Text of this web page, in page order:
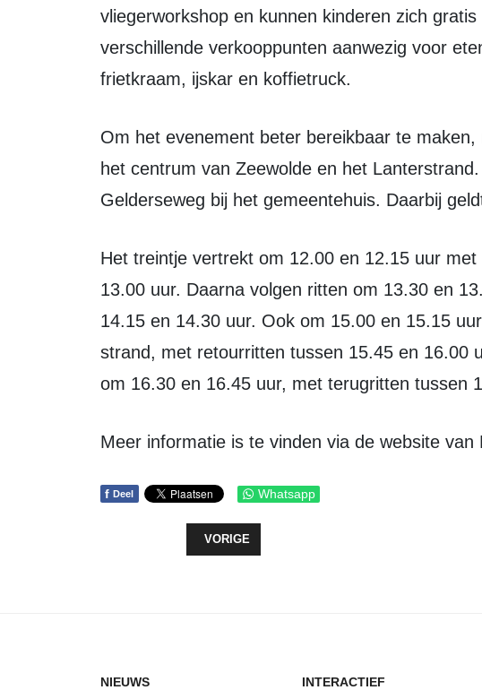
vliegerworkshop en kunnen kinderen zich
verschillende verkooppunten aanwezig voor
frietkraam, ijskar en koffietruck.
Om het evenement beter bereikbaar te maken, rijdt er gratis een treintje tussen
het centrum van Zeewolde en het
Gelderseweg bij het gemeentehuis. Daarbij
Het treintje vertrekt om 12.00 en 12.15 uur met ritten terug tussen 12.45 en
13.00 uur. Daarna volgen ritten om 13.30 en
14.15 en 14.30 uur. Ook om 15.00 en 15.15
strand, met retourritten tussen 15.45 en 16.00
om 16.30 en 16.45 uur, met terugritten tussen
Meer informatie is te vinden via de website
f Deel Whatsapp
VORIG ARTIKEL: WORKSHOP "E-BIKE
VORIGE
NIEUWS INTERACTIEF